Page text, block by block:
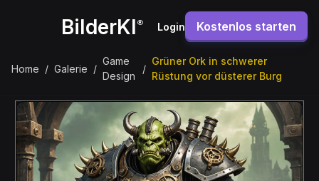
BilderKI® Login Kostenlos starten
Home / Galerie /
Game
Design
/
Grüner Ork in schwerer
Rüstung vor düsterer Burg